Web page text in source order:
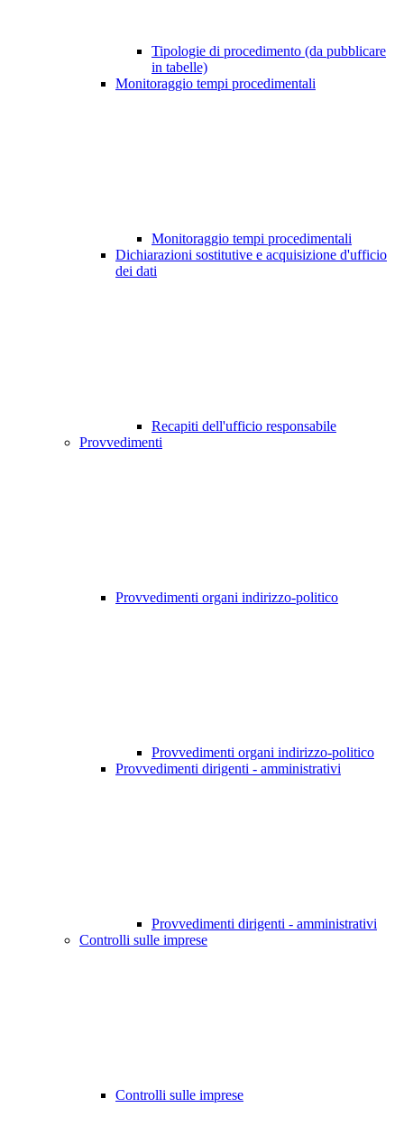
Tipologie di procedimento (da pubblicare
in tabelle)
Monitoraggio tempi procedimentali
Monitoraggio tempi procedimentali
Dichiarazioni sostitutive e acquisizione d'ufficio
dei dati
Recapiti dell'ufficio responsabile
Provvedimenti
Provvedimenti organi indirizzo-politico
Provvedimenti organi indirizzo-politico
Provvedimenti dirigenti - amministrativi
Provvedimenti dirigenti - amministrativi
Controlli sulle imprese
Controlli sulle imprese